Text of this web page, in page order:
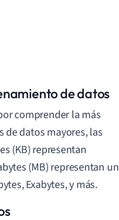
de datos
comprender la más
de datos mayores, las
(KB) representan
(MB) representan un
Exabytes, y más.